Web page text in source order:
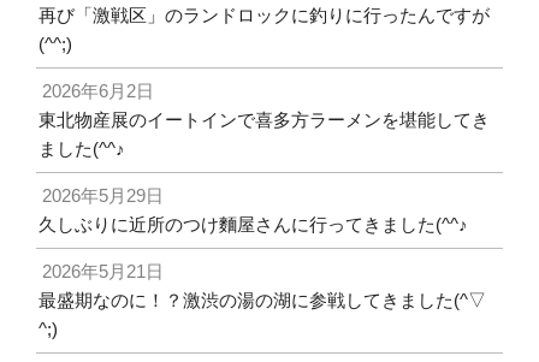
再び「激戦区」のランドロックに釣りに行ったんですが
(^^;)
2026年6月2日
東北物産展のイートインで喜多方ラーメンを堪能してき
ました(^^♪
2026年5月29日
久しぶりに近所のつけ麵屋さんに行ってきました(^^♪
2026年5月21日
最盛期なのに！？激渋の湯の湖に参戦してきました(^▽
^;)